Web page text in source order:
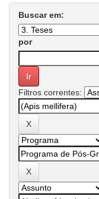
Buscar em:
por
Filtros correntes: